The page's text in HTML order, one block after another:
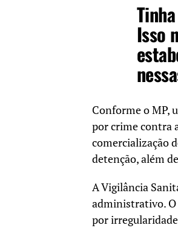
Isso
Conforme o MP,
por crime contra
comercialização
detenção, além
A Vigilância
administrativo.
por